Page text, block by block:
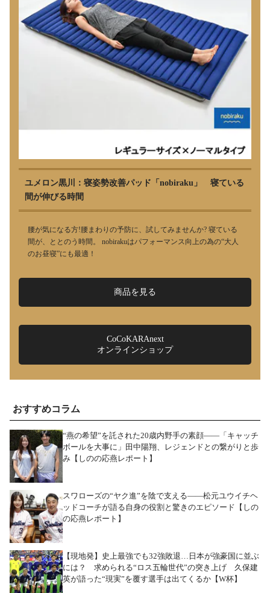
ユメロン黒川：寝姿勢改善パッド「nobiraku」 寝ている
間が伸びる時間
腰が気になる方!腰まわりの予防に、試してみませんか? 寝ている
間が、ととのう時間。 nobirakuはパフォーマンス向上の為の“大人
のお昼寝”にも最適！
商品を見る
CoCoKARAnext
オンラインショップ
おすすめコラム
“燕の希望”を託された20歳内野手の素顔――「キャッチ
ボールを大事に」田中陽翔、レジェンドとの繋がりと歩
み【しのの応燕レポート】
スワローズの“ヤク進”を陰で支える――松元ユウイチヘ
ッドコーチが語る自身の役割と驚きのエピソード【しの
の応燕レポート】
【現地発】史上最強でも32強敗退…日本が強豪国に並ぶ
には？ 求められる“ロス五輪世代”の突き上げ 久保建
英が語った“現実”を覆す選手は出てくるか【W杯】